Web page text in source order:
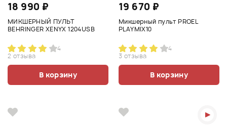
18 990 ₽
МИКШЕРНЫЙ ПУЛЬТ
BEHRINGER XENYX 1204USB
4
2 отзыва
В корзину
19 670 ₽
Микшерный пульт PROEL
PLAYMIX10
4
3 отзыва
В корзину